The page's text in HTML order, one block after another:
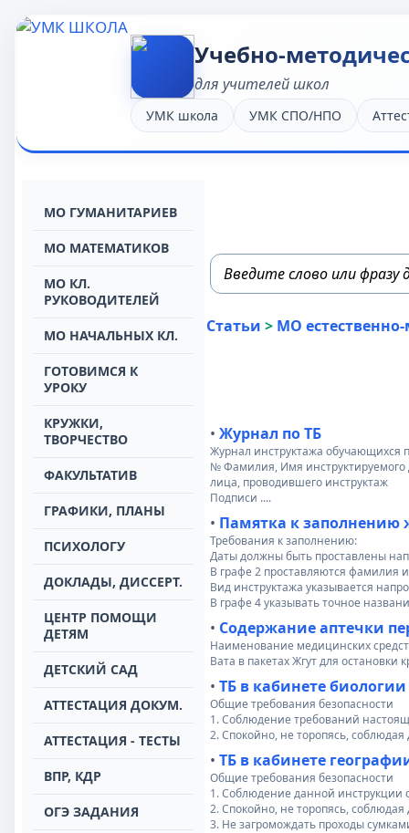
Учебно-
для учителей школ
УМК школа УМК СПО/НПО
МО ГУМАНИТАРИЕВ
МО МАТЕМАТИКОВ
МО КЛ.
РУКОВОДИТЕЛЕЙ
МО НАЧАЛЬНЫХ КЛ.
ГОТОВИМСЯ К
УРОКУ
КРУЖКИ,
ТВОРЧЕСТВО
ФАКУЛЬТАТИВ
ГРАФИКИ, ПЛАНЫ
ПСИХОЛОГУ
ДОКЛАДЫ, ДИССЕРТ.
ЦЕНТР ПОМОЩИ
ДЕТЯМ
ДЕТСКИЙ САД
АТТЕСТАЦИЯ ДОКУМ.
АТТЕСТАЦИЯ - ТЕСТЫ
ВПР, КДР
ОГЭ ЗАДАНИЯ
Статьи > МО
• Журнал по ТБ
Журнал инструктажа обучающихся
№ Фамилия, Имя инструктируемого
лица, проводившего инструктаж
Подписи ....
• Памятка к заполнению
Требования к заполнению:
Даты должны быть проставлены
В графе 2 проставляются фамилия
Вид инструктажа указывается
В графе 4 указывать точное
• Содержание аптечки
Наименование медицинских
Вата в пакетах Жгут для остановки
• ТБ в кабинете биологии
Общие требования безопасности
1. Соблюдение требований
2. Спокойно, не торопясь,
• ТБ в кабинете
Общие требования безопасности
1. Соблюдение данной инструкции
2. Спокойно, не торопясь,
3. Не загромождать проходы